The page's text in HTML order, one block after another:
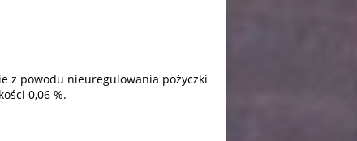
z powodu nieuregulowania pożyczki
0,06 %.